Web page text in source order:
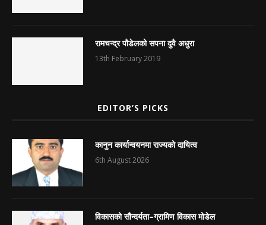
रामचन्द्र पौडेलको सपना दुवै अधुरा
13th February 2019
EDITOR’S PICKS
कानुन कार्यान्वयनमा राज्यको दायित्व
6th August 2026
विकासको सौन्दर्यता–ग्रामिण विकास मोडेल